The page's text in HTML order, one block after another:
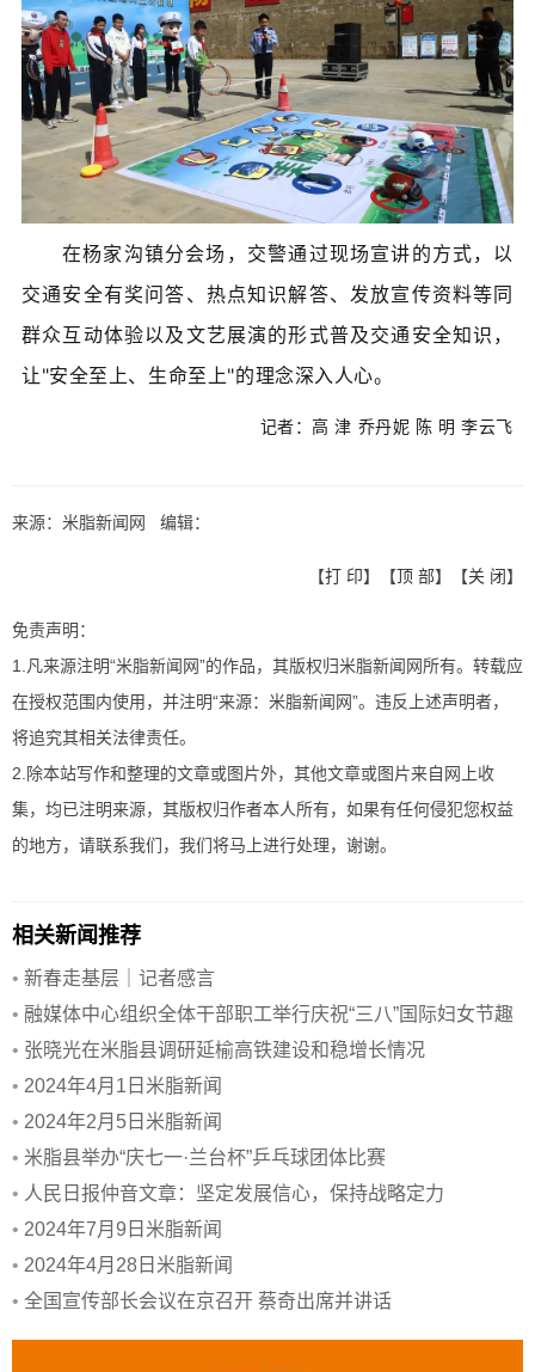
在杨家沟镇分会场，交警通过现场宣讲的方式，以
交通安全有奖问答、热点知识解答、发放宣传资料等同
群众互动体验以及文艺展演的形式普及交通安全知识，
让"安全至上、生命至上"的理念深入人心。
记者：高 津 乔丹妮 陈 明 李云飞
来源：米脂新闻网 编辑：
【打 印】【顶 部】【关 闭】
免责声明：
1.凡来源注明“米脂新闻网”的作品，其版权归米脂新闻网所有。转载应
在授权范围内使用，并注明“来源：米脂新闻网”。违反上述声明者，
将追究其相关法律责任。
2.除本站写作和整理的文章或图片外，其他文章或图片来自网上收
集，均已注明来源，其版权归作者本人所有，如果有任何侵犯您权益
的地方，请联系我们，我们将马上进行处理，谢谢。
相关新闻推荐
• 新春走基层｜记者感言
• 融媒体中心组织全体干部职工举行庆祝“三八”国际妇女节趣
味活动
• 张晓光在米脂县调研延榆高铁建设和稳增长情况
• 2024年4月1日米脂新闻
• 2024年2月5日米脂新闻
• 米脂县举办“庆七一·兰台杯”乒乓球团体比赛
• 人民日报仲音文章：坚定发展信心，保持战略定力
• 2024年7月9日米脂新闻
• 2024年4月28日米脂新闻
• 全国宣传部长会议在京召开 蔡奇出席并讲话